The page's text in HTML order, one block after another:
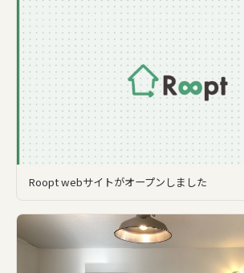
Roopt webサイトがオープンしました